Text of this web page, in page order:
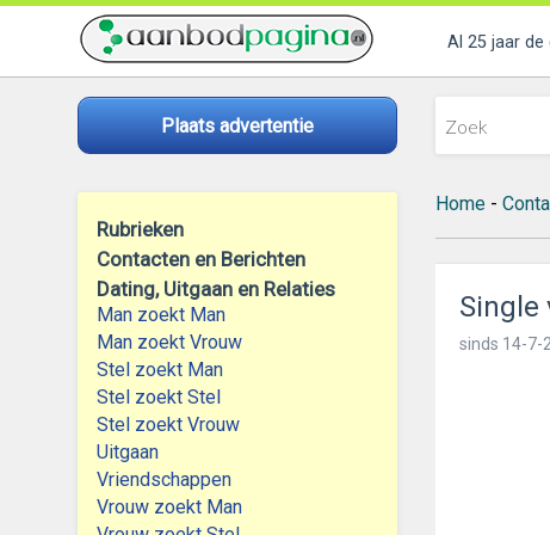
Al 25 jaar
Plaats advertentie
Rubrieken
Contacten en Berichten
Dating, Uitgaan en Relaties
Man zoekt Man
Man zoekt Vrouw
Stel zoekt Man
Stel zoekt Stel
Stel zoekt Vrouw
Uitgaan
Vriendschappen
Vrouw zoekt Man
Home-
Single
sinds 14-7-